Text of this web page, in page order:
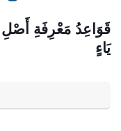
قَوَاعِدُ مَعْرِفَةِ أَصْلِ
يَاءٍ